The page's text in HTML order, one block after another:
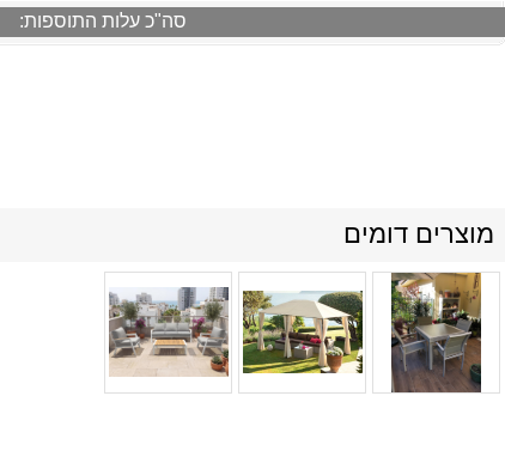
סה"כ עלות התוספות:
מוצרים דומים